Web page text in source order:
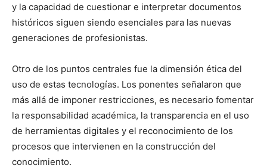
y la capacidad de cuestionar e interpretar documentos
históricos siguen siendo esenciales para las nuevas
generaciones de profesionistas.
Otro de los puntos centrales fue la dimensión ética del
uso de estas tecnologías. Los ponentes señalaron que
más allá de imponer restricciones, es necesario fomentar
la responsabilidad académica, la transparencia en el uso
de herramientas digitales y el reconocimiento de los
procesos que intervienen en la construcción del
conocimiento.